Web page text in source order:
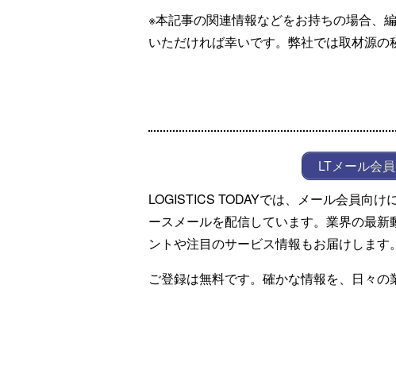
※本記事の関連情報などをお持ちの場合、
いただければ幸いです。弊社では取材源の
LTメール会
LOGISTICS TODAYでは、メール会員向
ースメールを配信しています。業界の最
ントや注目のサービス情報もお届けします。
ご登録は無料です。確かな情報を、日々の